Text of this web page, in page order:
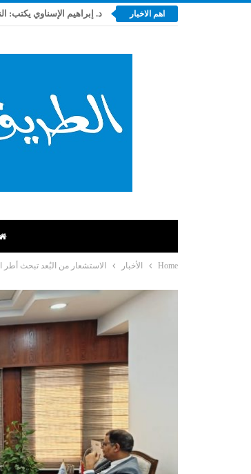
اهم الاخبار د. إبراهيم الإسناوي يكتب:
Home الأخبار الاستشعار من البُعد تبحث أطر